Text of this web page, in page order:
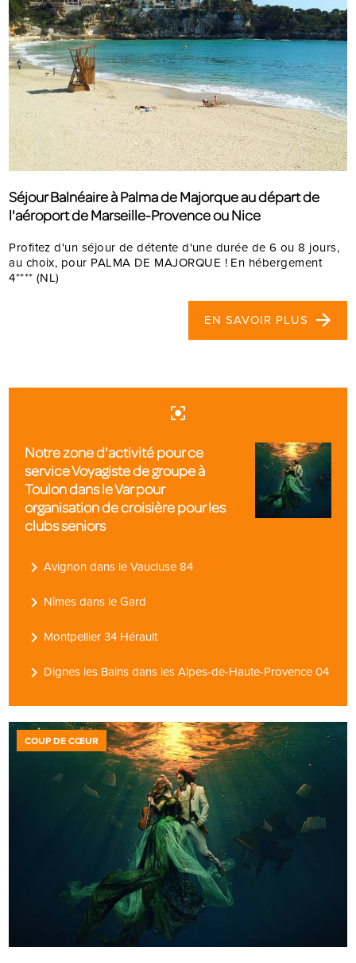
Séjour Balnéaire à Palma de Majorque au départ de
l'aéroport de Marseille-Provence ou Nice
Profitez d'un séjour de détente d'une durée de 6 ou 8 jours,
au choix, pour PALMA DE MAJORQUE ! En hébergement
4**** (NL)
EN SAVOIR PLUS
center_focus_strong
Notre zone d'activité pour ce
service Voyagiste de groupe à
Toulon dans le Var pour
organisation de croisière pour les
clubs seniors
navigate_nextAvignon dans le Vaucluse 84
navigate_next Nîmes dans le Gard
navigate_next Montpellier 34 Hérault
navigate_next Dignes les Bains dans les Alpes-de-Haute-Provence 04
COUP DE CŒUR